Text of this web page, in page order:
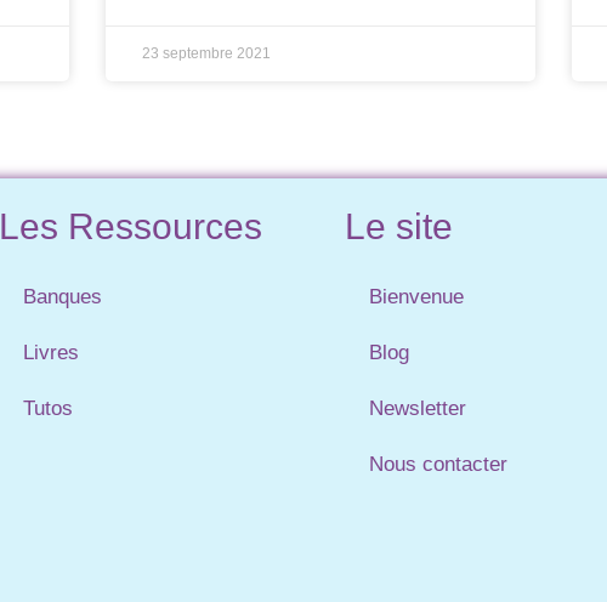
23 septembre 2021
Les Ressources
Banques
Livres
Tutos
Le site
Bienvenue
Blog
Newsletter
Nous contacter